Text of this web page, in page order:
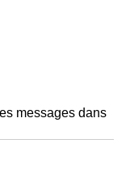
messages dans